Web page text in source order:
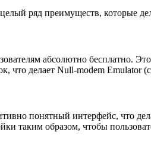
ряд преимуществ, которые
абсолютно бесплатно.
делает Null-modem Emulator
понятный интерфейс, что
таким образом, чтобы